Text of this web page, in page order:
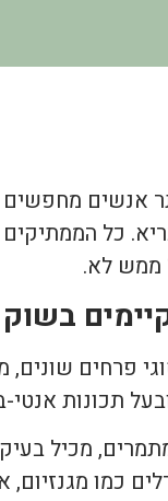
אנשים
כל
ממש לא.
בשוק
פרחים שונים,
תכונות
מכיל